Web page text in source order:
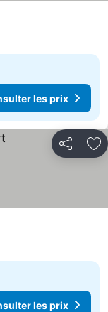
les prix
Partager
les prix